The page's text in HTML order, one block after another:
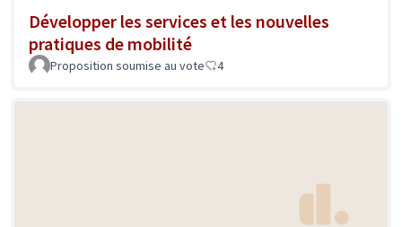
Développer les services et les nouvelles
pratiques de mobilité
Proposition soumise au vote 4